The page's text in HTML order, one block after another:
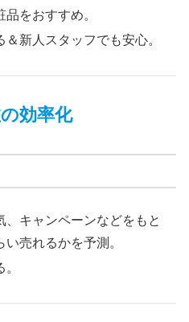
をおすすめ。
新人スタッフでも安心。
効率化
キャンペーンなどをもと
売れるかを予測。